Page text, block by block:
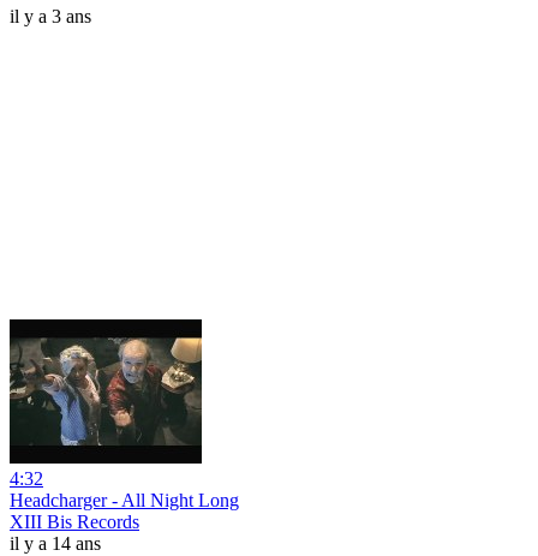
il y a 3 ans
4:32
Headcharger - All Night Long
XIII Bis Records
il y a 14 ans